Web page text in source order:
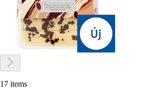
17 items